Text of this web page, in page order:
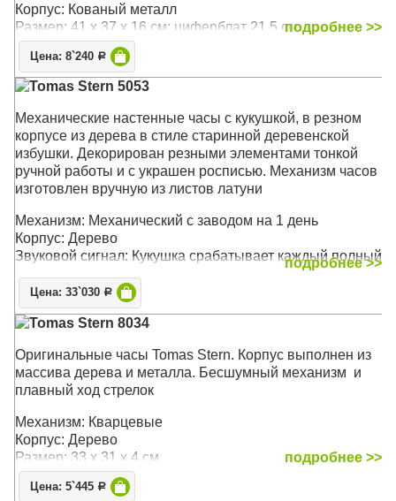
Корпус: Кованый металл
Размер: 41 x 37 x 16 см; циферблат 21,5 см.подробнее >>
Цена: 8`240 Р
Tomas Stern 5053
Механические настенные часы c кукушкой, в резном
корпусе из дерева в стиле старинной деревенской
избушки. Декорирован резными элементами тонкой
ручной работы и с украшен росписью. Механизм часов
изготовлен вручную из листов латуни
Механизм: Механический с заводом на 1 день
Корпус: Дерево
Звуковой сигнал: Кукушка срабатывает каждый полный
Размер: 30 x 25 x 16 см
подробнее >>
Цена: 33`030 Р
Tomas Stern 8034
Оригинальные часы Tomas Stern. Корпус выполнен из
массива дерева и металла. Бесшумный механизм и
плавный ход стрелок
Механизм: Кварцевые
Корпус: Дерево
Размер: 33 x 31 x 4 см
подробнее >>
Цена: 5`445 Р